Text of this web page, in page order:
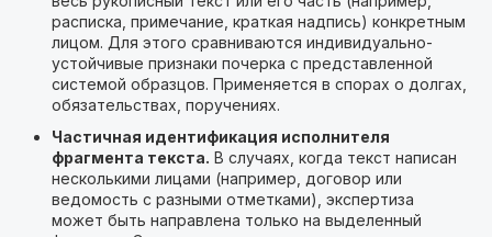
расписка, примечание, краткая надпись) конкретным
лицом. Для этого сравниваются индивидуально-
устойчивые признаки почерка с представленной
системой образцов. Применяется в спорах о долгах,
обязательствах, поручениях.
Частичная идентификация исполнителя
фрагмента текста. В случаях, когда текст написан
несколькими лицами (например, договор или
ведомость с разными отметками), экспертиза
может быть направлена только на выделенный